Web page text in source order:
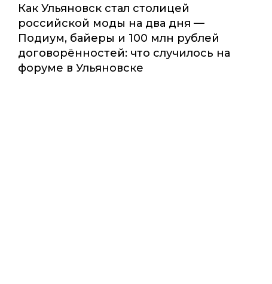
Как Ульяновск стал столицей
российской моды на два дня —
Подиум, байеры и 100 млн рублей
договорённостей: что случилось на
форуме в Ульяновске